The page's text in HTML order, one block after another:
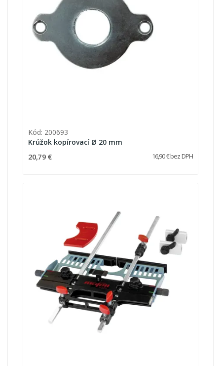
Kód: 200693
Krúžok kopírovací Ø 20 mm
20,79 € 16,90 € bez DPH